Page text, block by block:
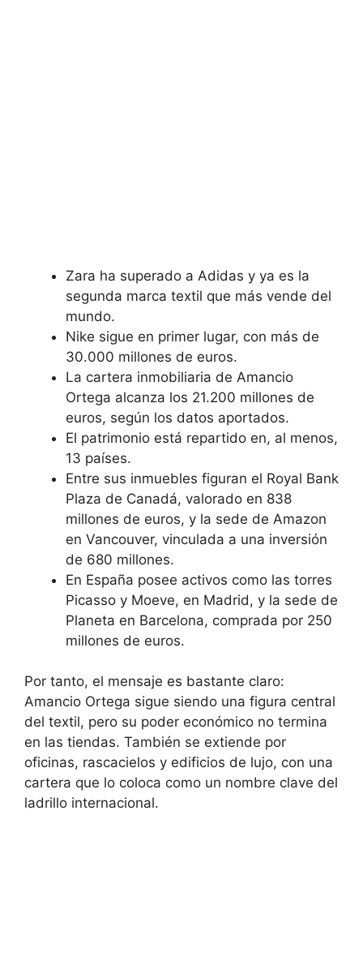
Zara ha superado a Adidas y ya es la
segunda marca textil que más vende del
mundo.
Nike sigue en primer lugar, con más de
30.000 millones de euros.
La cartera inmobiliaria de Amancio
Ortega alcanza los 21.200 millones de
euros, según los datos aportados.
El patrimonio está repartido en, al menos,
13 países.
Entre sus inmuebles figuran el Royal Bank
Plaza de Canadá, valorado en 838
millones de euros, y la sede de Amazon
en Vancouver, vinculada a una inversión
de 680 millones.
En España posee activos como las torres
Picasso y Moeve, en Madrid, y la sede de
Planeta en Barcelona, comprada por 250
millones de euros.
Por tanto, el mensaje es bastante claro:
Amancio Ortega sigue siendo una figura central
del textil, pero su poder económico no termina
en las tiendas. También se extiende por
oficinas, rascacielos y edificios de lujo, con una
cartera que lo coloca como un nombre clave del
ladrillo internacional.